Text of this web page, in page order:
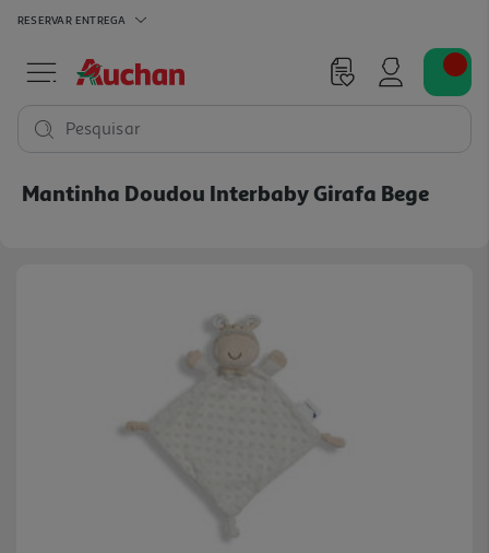
RESERVAR ENTREGA
Pesquisar
Mantinha Doudou Interbaby Girafa Bege